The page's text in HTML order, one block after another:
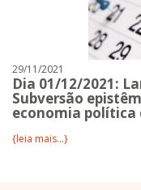
29/11/2021
Dia 01/12/2021:
Subversão
economia política
{leia mais...}